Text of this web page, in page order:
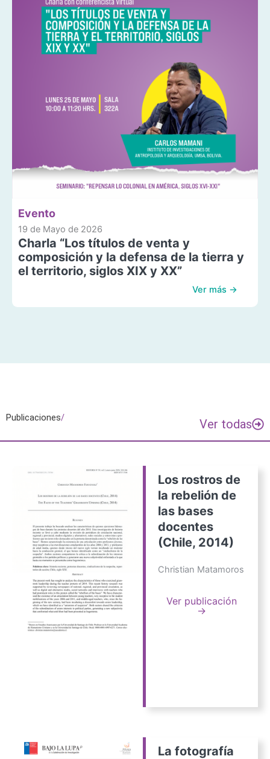
Evento
19 de Mayo de 2026
Charla “Los títulos de venta y
composición y la defensa de la tierra y
el territorio, siglos XIX y XX”
Ver más →
Publicaciones/ Ver todas
Los rostros de
la rebelión de
las bases
docentes
(Chile, 2014)
Christian Matamoros
Ver publicación
→
La fotografía